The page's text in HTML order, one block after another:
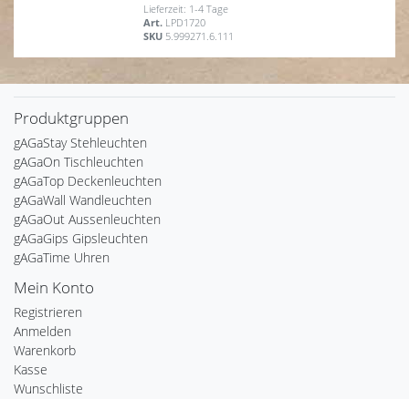
Lieferzeit: 1-4 Tage
Art. LPD1720
SKU 5.999271.6.111
Produktgruppen
gAGaStay Stehleuchten
gAGaOn Tischleuchten
gAGaTop Deckenleuchten
gAGaWall Wandleuchten
gAGaOut Aussenleuchten
gAGaGips Gipsleuchten
gAGaTime Uhren
Mein Konto
Registrieren
Anmelden
Warenkorb
Kasse
Wunschliste